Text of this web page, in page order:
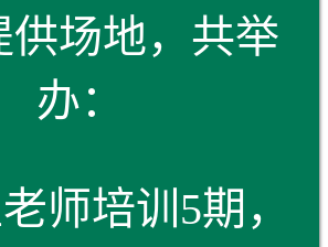
供场地，共举
办：
师培训5期，